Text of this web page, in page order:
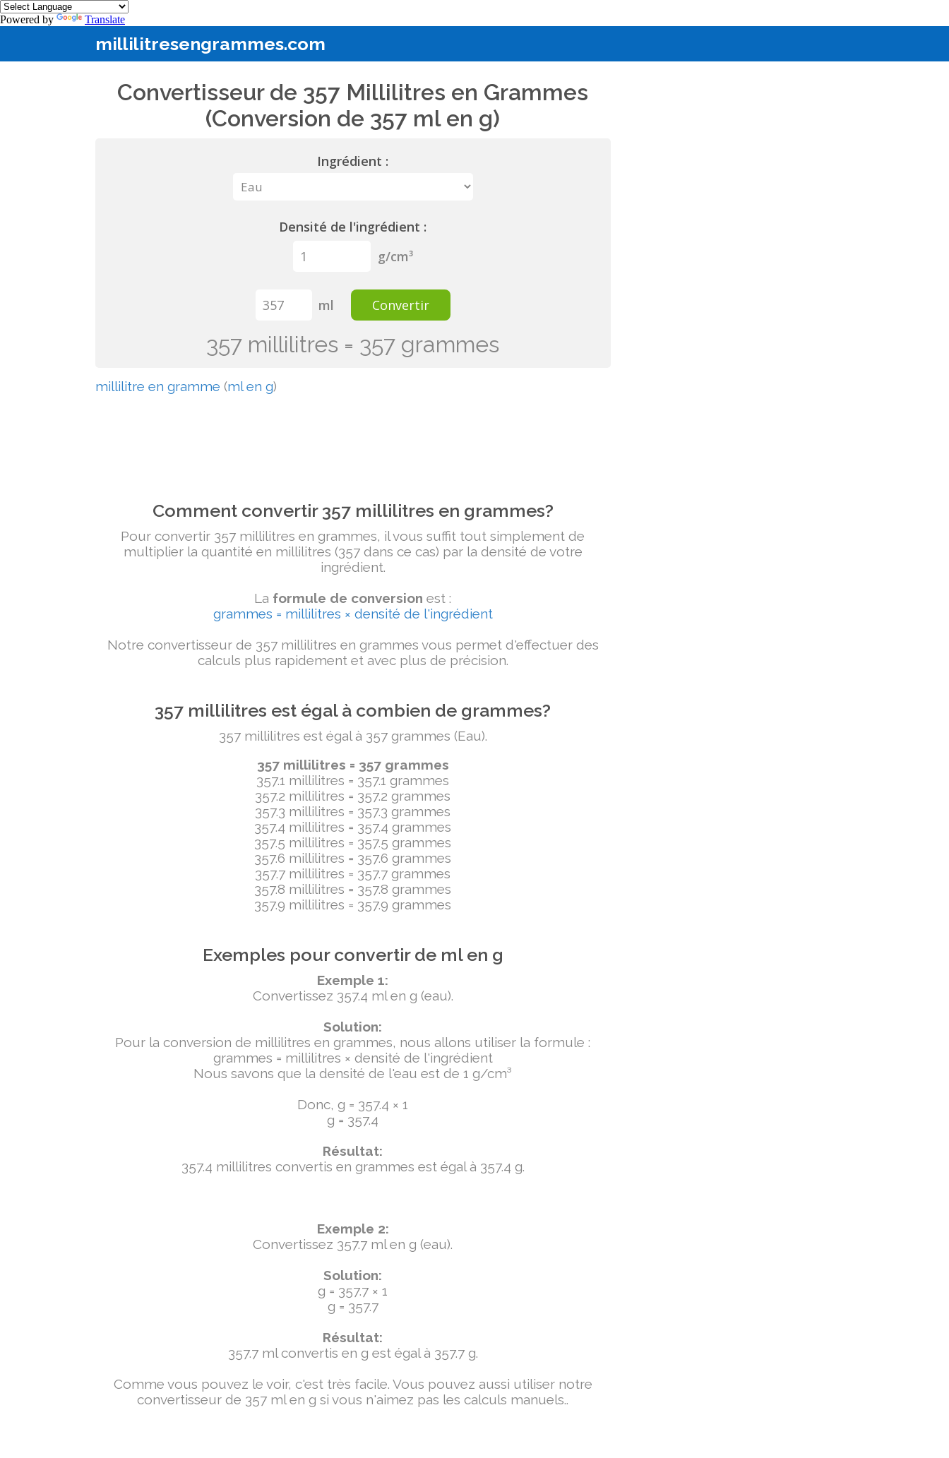
Powered by Translate
millilitresengrammes.com
Convertisseur de 357 Millilitres en Grammes
(Conversion de 357 ml en g)
Ingrédient :
Densité de l'ingrédient :
g/cm³
ml Convertir
357 millilitres = 357 grammes
millilitre en gramme (ml en g)
Comment convertir 357 millilitres en grammes?
Pour convertir 357 millilitres en grammes, il vous suffit tout simplement de
multiplier la quantité en millilitres (357 dans ce cas) par la densité de votre
ingrédient.
La formule de conversion est :
grammes = millilitres × densité de l'ingrédient
Notre convertisseur de 357 millilitres en grammes vous permet d'effectuer des
calculs plus rapidement et avec plus de précision.
357 millilitres est égal à combien de grammes?
357 millilitres est égal à 357 grammes (Eau).
357 millilitres = 357 grammes
357.1 millilitres = 357.1 grammes
357.2 millilitres = 357.2 grammes
357.3 millilitres = 357.3 grammes
357.4 millilitres = 357.4 grammes
357.5 millilitres = 357.5 grammes
357.6 millilitres = 357.6 grammes
357.7 millilitres = 357.7 grammes
357.8 millilitres = 357.8 grammes
357.9 millilitres = 357.9 grammes
Exemples pour convertir de ml en g
Exemple 1:
Convertissez 357.4 ml en g (eau).
Solution:
Pour la conversion de millilitres en grammes, nous allons utiliser la formule :
grammes = millilitres × densité de l'ingrédient
Nous savons que la densité de l'eau est de 1 g/cm³
Donc, g = 357.4 × 1
g = 357.4
Résultat:
357.4 millilitres convertis en grammes est égal à 357.4 g.
Exemple 2:
Convertissez 357.7 ml en g (eau).
Solution:
g = 357.7 × 1
g = 357.7
Résultat:
357.7 ml convertis en g est égal à 357.7 g.
Comme vous pouvez le voir, c'est très facile. Vous pouvez aussi utiliser notre
convertisseur de 357 ml en g si vous n'aimez pas les calculs manuels..